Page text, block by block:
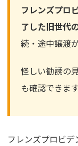
フレンズプロ
了した旧世代
続・途中譲渡
怪しい勧誘の
も確認できます
フレンズプロビ